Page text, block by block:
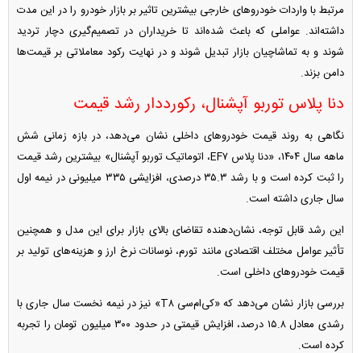
مرتبط با واردات خودرو‌های خارجی بیشترین تاثیر بر بازار خودرو را در این مدت
داشته‌اند. عواملی که باعث شده‌اند تا خریداران در تصمیم‌گیری دچار تردید
شوند و به تماشاچیان بازار تبدیل شوند و در نهایت رکود معاملاتی بر قیمت‌ها
دامن بزند.
دنا پلاس توربو آپشنال، رکورددار رشد قیمت
نگاهی به روند قیمت خودرو‌های داخلی نشان می‌دهد، در بازه زمانی شش
ماهه سال ۱۴۰۴، «دنا پلاس EF۷، اتوماتیک توربو آپشنال» بیشترین رشد قیمت
را ثبت کرده است و با رشد ۳۵.۳ درصدی، افزایشی ۳۳۵ میلیونی در نیمه اول
سال جاری داشته است.
این رشد قابل توجه، نشان‌دهنده تقاضای بالای بازار برای این مدل و همچنین
تأثیر عوامل مختلف اقتصادی مانند تورم، نوسانات نرخ ارز و هزینه‌های تولید بر
قیمت خودرو‌های داخلی است.
بررسی بازار نشان می‌دهد که «کی‌ام‌سی T۸» نیز در نیمه نخست سال جاری با
رشدی معادل ۱۵.۸ درصد، افزایش قیمتی در حدود ۳۰۰ میلیون تومان را تجربه
کرده است.